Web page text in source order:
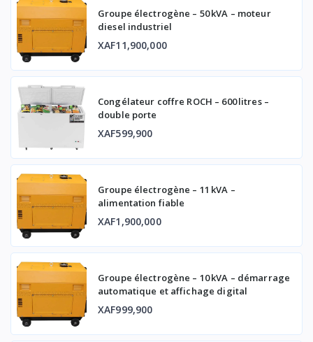
Groupe électrogène – 50 kVA – moteur
diesel industriel
XAF11,900,000
Congélateur coffre ROCH – 600 litres –
double porte
XAF599,900
Groupe électrogène – 11 kVA –
alimentation fiable
XAF1,900,000
Groupe électrogène – 10 kVA – démarrage
automatique et affichage digital
XAF999,900